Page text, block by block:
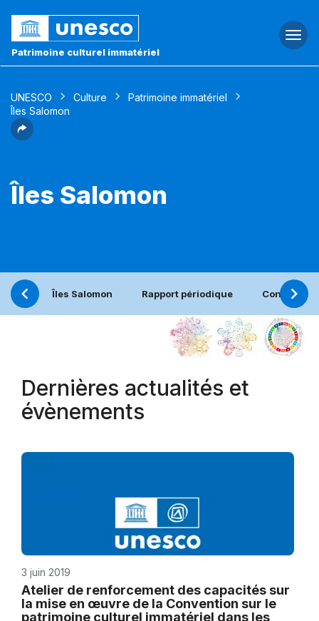
Patrimoine culturel immatériel
UNESCO Culture
Patrimoine immatériel
Îles Salomon
Îles Salomon
Îles Salomon Rapport périodique Contact
Dernières actualités et
évènements
3 juin 2019
Atelier de renforcement des capacités sur
la mise en œuvre de la Convention sur le
patrimoine culturel immatériel dans les